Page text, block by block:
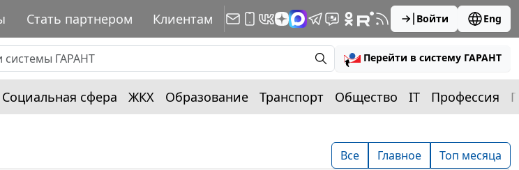
Стать партнером Клиентам Войти Eng
Перейти в систему ГАРАНТ
Социальная сфера ЖКХ Образование Транспорт Общество IT Профессия
Все Главное Топ месяца